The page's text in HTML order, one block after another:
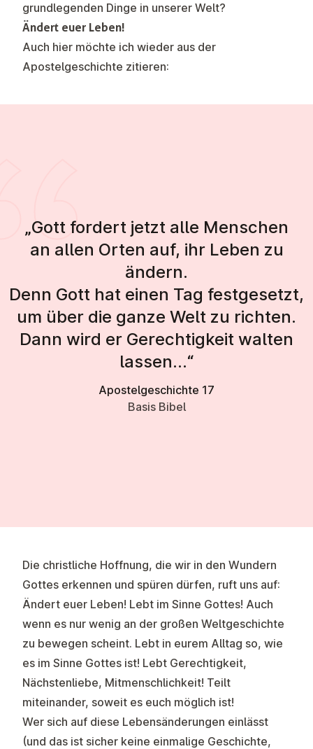
grundlegenden Dinge in unserer Welt?
Ändert euer Leben!
Auch hier möchte ich wieder aus der
Apostelgeschichte zitieren:
„Gott fordert jetzt alle Menschen
an allen Orten auf, ihr Leben zu
ändern.
Denn Gott hat einen Tag festgesetzt,
um über die ganze Welt zu richten.
Dann wird er Gerechtigkeit walten
lassen…“
Apostelgeschichte 17
Basis Bibel
Die christliche Hoffnung, die wir in den Wundern
Gottes erkennen und spüren dürfen, ruft uns auf:
Ändert euer Leben! Lebt im Sinne Gottes! Auch
wenn es nur wenig an der großen Weltgeschichte
zu bewegen scheint. Lebt in eurem Alltag so, wie
es im Sinne Gottes ist! Lebt Gerechtigkeit,
Nächstenliebe, Mitmenschlichkeit! Teilt
miteinander, soweit es euch möglich ist!
Wer sich auf diese Lebensänderungen einlässt
(und das ist sicher keine einmalige Geschichte,